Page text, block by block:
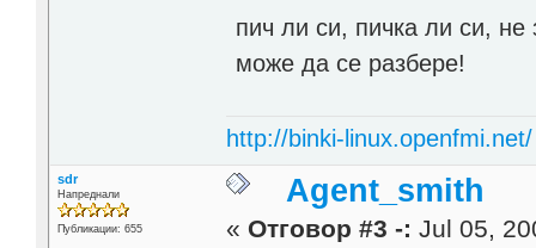
пич ли си, пичка ли си,
може да се разбере!
http://binki-linux.openfmi.net/
sdr
Напреднали
Публикации: 655
Agent_smith
« Отговор #3 -: Jul 05,